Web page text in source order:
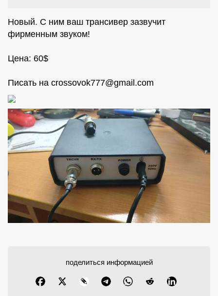
Новый. С ним ваш трансивер зазвучит
фирменным звуком!
Цена: 60$
Писать на crossovok777@gmail.com
поделиться информацией